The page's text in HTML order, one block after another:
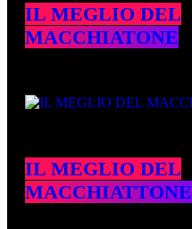
IL MEGLIO DEL
MACCHIATONE
IL MEGLIO DEL
MACCHIATTONE